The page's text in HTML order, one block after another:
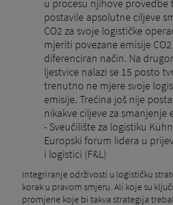
u procesu njihove provedbe
postavile apsolutne ciljeve
CO2 za svoje logističke
mjeriti povezane emisije
diferenciran način. Na
ljestvice nalazi se 15 posto
trenutno ne mjere svoje
emisije. Trećina još nije
nikakve ciljeve za smanjenje
- Sveučilište za logistiku
Europski forum lidera u
i logistici (F&L)
Integriranje održivosti u logističku
korak u pravom smjeru. Ali koje su
promjene koje bi takva strategija